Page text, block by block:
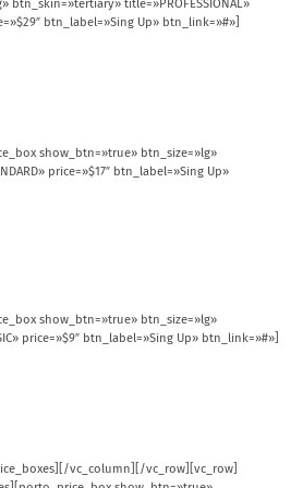
btn_skin=»tertiary» title=»PROFESSIONAL»
btn_label=»Sing Up» btn_link=»#»]
show_btn=»true» btn_size=»lg»
price=»$17″ btn_label=»Sing Up»
show_btn=»true» btn_size=»lg»
price=»$9″ btn_label=»Sing Up» btn_link=»#»]
vc_column][/vc_row][vc_row]